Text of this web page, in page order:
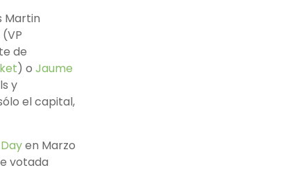
Martin
de
) o Jaume
y
el capital,
en Marzo
votada